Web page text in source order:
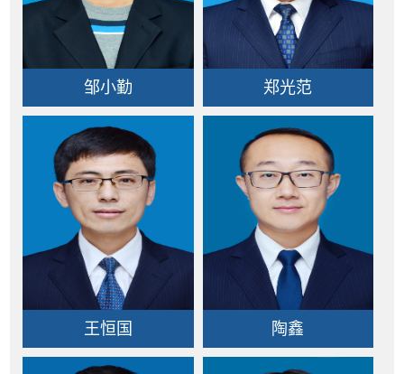
邹小勤 郑光范
王恒国 陶鑫